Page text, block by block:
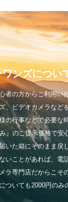
ンズについ
者の方からご利用い
、ビデオカメラなど
の行事などで必要な
』のご提示価格で安
いた箱にそのまま戻
いことがあれば、電話
ラ専門店だからこそ
ついても2000円のみ